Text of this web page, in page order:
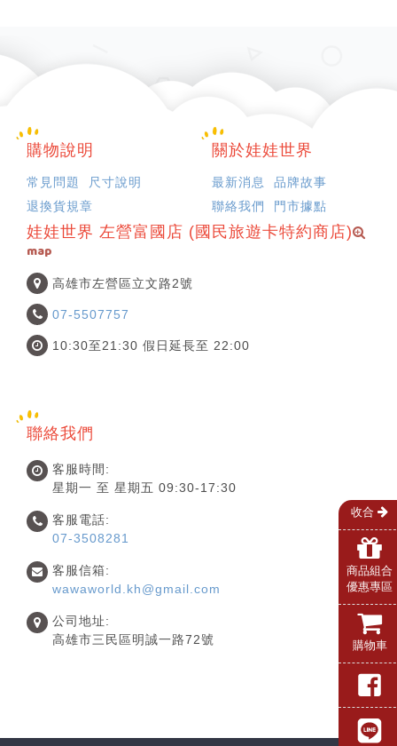
購物說明
常見問題
尺寸說明
退換貨規章
關於娃娃世界
最新消息
品牌故事
聯絡我們
門市據點
娃娃世界 左營富國店 (國民旅遊卡特約商店)
map
高雄市左營區立文路2號
07-5507757
10:30至21:30 假日延長至 22:00
聯絡我們
客服時間:
星期一 至 星期五 09:30-17:30
客服電話:
07-3508281
客服信箱:
wawaworld.kh@gmail.com
公司地址:
高雄市三民區明誠一路72號
收合
商品組合
優惠專區
購物車